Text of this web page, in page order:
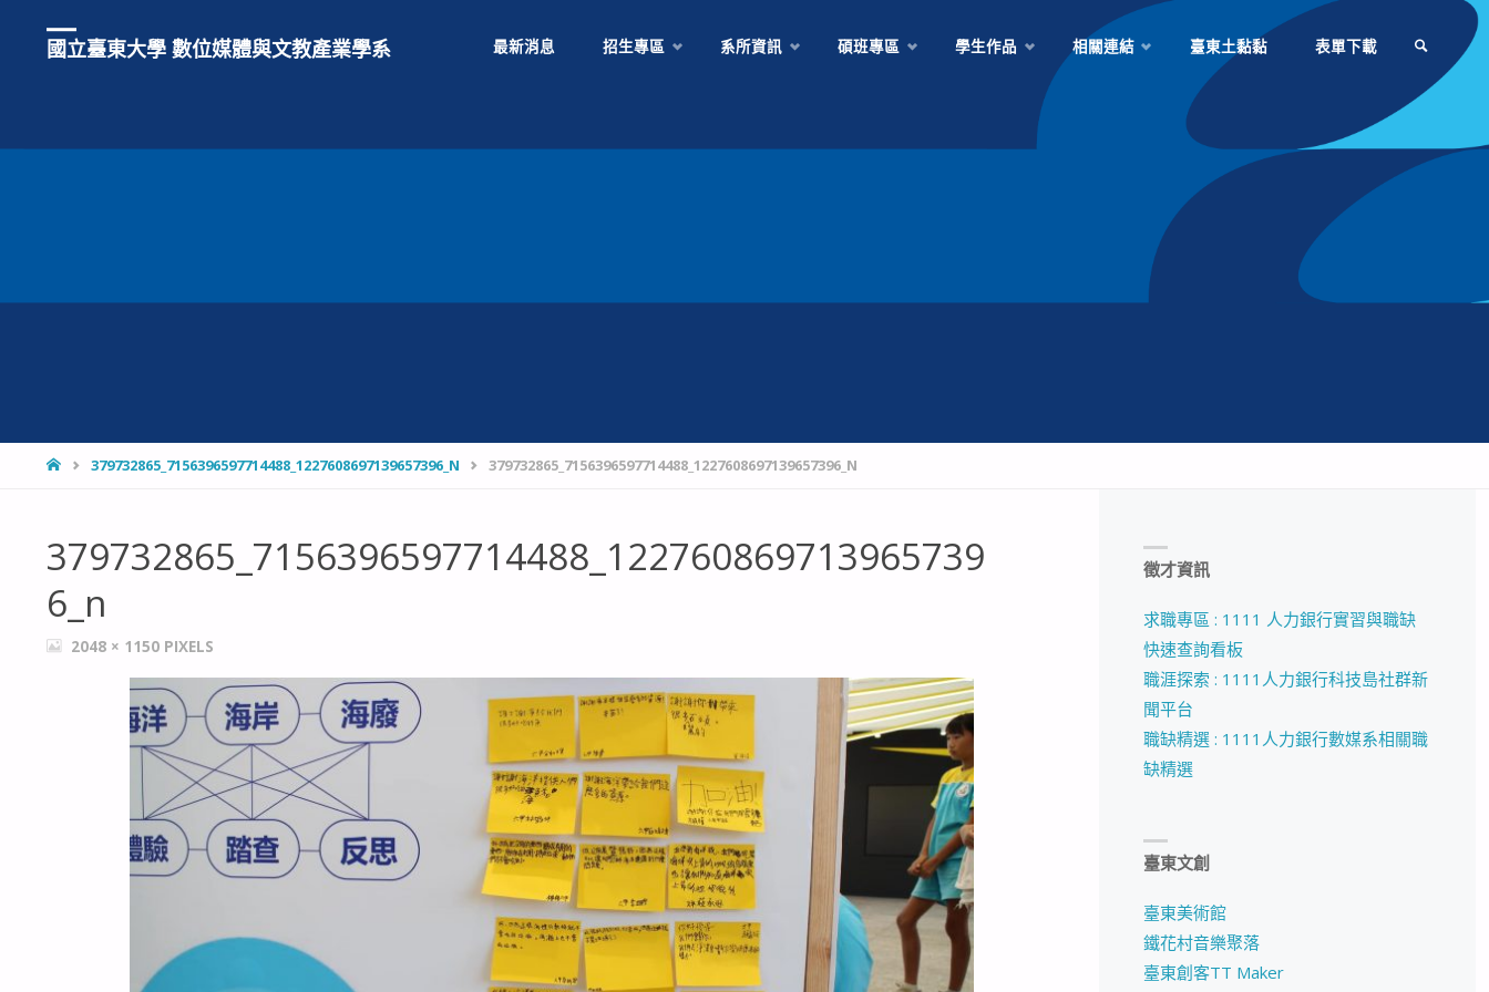
國立臺東大學 數位媒體與文教產業學系 最新消息 招生專區 系所資訊 碩班專區 學生作品 相關連結 臺東土黏黏 表單下載
HOME379732865_7156396597714488_1227608697139657396_N 379732865_7156396597714488_1227608697139657396_N
379732865_7156396597714488_122760869713965739
6_n
FULL2048 × 1150 PIXELS
徵才資訊
求職專區 : 1111 人力銀行實習與職缺
快速查詢看板
職涯探索 : 1111人力銀行科技島社群新
聞平台
職缺精選 : 1111人力銀行數媒系相關職
缺精選
臺東文創
臺東美術館
鐵花村音樂聚落
臺東創客TT Maker